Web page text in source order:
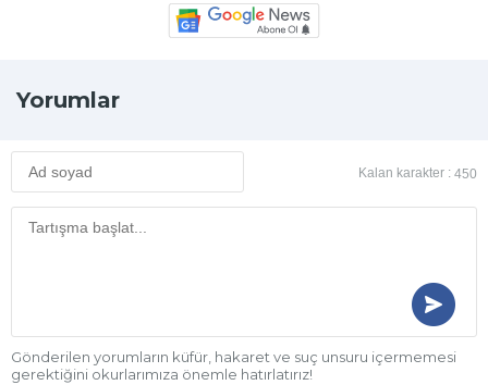
Yorumlar
Kalan karakter : 450
Gönderilen yorumların küfür, hakaret ve suç unsuru içermemesi
gerektiğini okurlarımıza önemle hatırlatırız!